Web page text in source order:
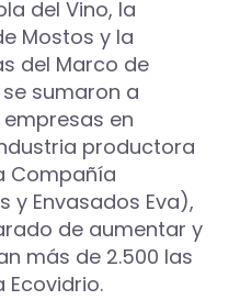
del Vino, la
Mostos y la
del Marco de
se sumaron a
en
productora
Compañía
y Envasados Eva),
de aumentar y
más de 2.500 las